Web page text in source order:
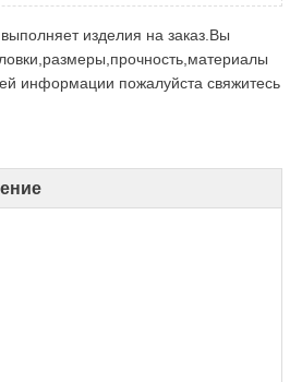
изделия на заказ.Вы
информации пожалуйста свяжитесь